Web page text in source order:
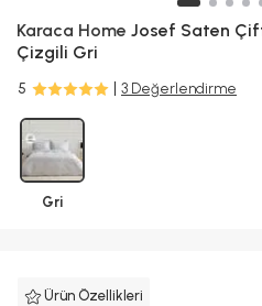
Karaca Home Josef Saten Çift
Çizgili Gri
5 3 Değerlendirme
Gri
Ürün Özellikleri